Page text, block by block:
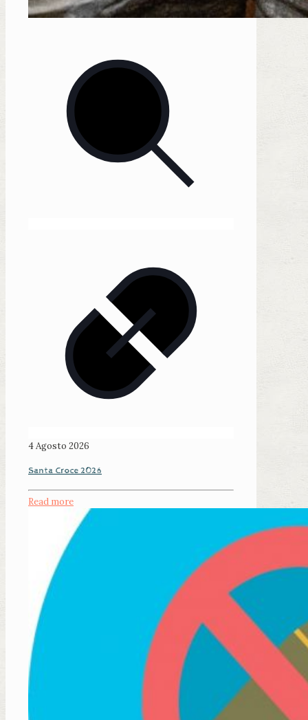
4 Agosto 2026
Santa Croce 2026
Read more